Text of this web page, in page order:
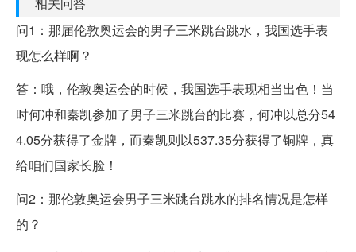
问1：那届伦敦奥运会的男子三米跳台跳水，我国选手表
现怎么样啊？
答：哦，伦敦奥运会的时候，我国选手表现相当出色！当
时何冲和秦凯参加了男子三米跳台的比赛，何冲以总分54
4.05分获得了金牌，而秦凯则以537.35分获得了铜牌，真
给咱们国家长脸！
问2：那伦敦奥运会男子三米跳台跳水的排名情况是怎样
的？